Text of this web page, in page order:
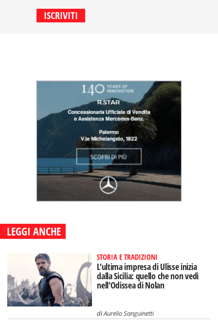
LEGGI ANCHE
STORIA E TRADIZIONI
L'ultima impresa di Ulisse inizia
dalla Sicilia: quello che non vedi
nell'Odissea di Nolan
diAurelio Sanguinetti